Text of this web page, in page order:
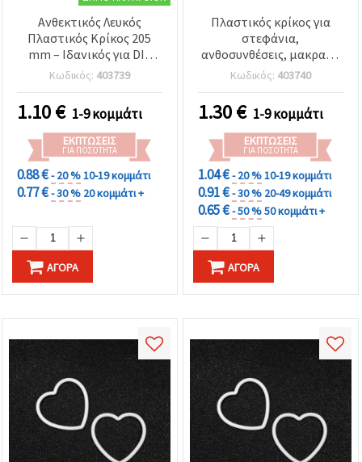
Ανθεκτικός Λευκός
Πλαστικός Κρίκος 205
mm – Ιδανικός για DIY
χειροτεχνίες,
ονειροπαγίδες &
δημιουργικές κατασκευές
Κωδικός: 403739
1.10€ 1-9 κομμάτι
ΕΚΠΤΏΣΕΙΣ
ΓΙΑ ΠΟΣΌΤΗΤΑ
0.88 €- 20 %10-19 κομμάτι
0.77 €- 30 % 20 κομμάτι +
ΑΓΟΡΆ
Πλαστικός κρίκος για
στεφάνια,
ανθοσυνθέσεις, μακραμέ
και DIY χειροτεχνίες / 250
mm / Λευκό
Κωδικός: 403740
1.30€ 1-9 κομμάτι
ΕΚΠΤΏΣΕΙΣ
ΓΙΑ ΠΟΣΌΤΗΤΑ
1.04 €- 20 %10-19 κομμάτι
0.91 €- 30 % 20-49 κομμάτι
0.65 €- 50 %50 κομμάτι +
ΑΓΟΡΆ